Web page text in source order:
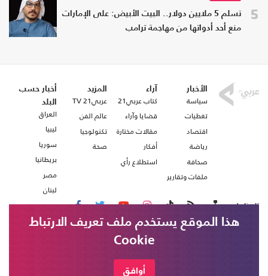
5
تسلم 5 ملايين دولار.. البيت الأبيض: على الإمارات
منع أحد أدواتها من مهاجمة ترامب
الأخبار
سياسة
تغطيات
اقتصاد
رياضة
صحافة
ملفات وتقارير
آراء
كتاب عربي21
قضايا وآراء
مقالات مختارة
أفكار
استطلاع رأي
المزيد
عربي21 TV
عالم الفن
تكنولوجيا
صحة
أخبار حسب
البلد
العراق
ليبيا
سوريا
بريطانيا
مصر
لبنان
تابعنا على
هذا الموقع يستخدم ملف تعريف الارتباط
Cookie
أوافق